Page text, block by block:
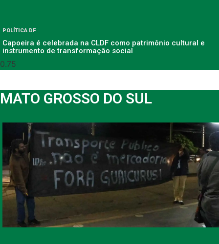
POLÍTICA DF
Capoeira é celebrada na CLDF como patrimônio cultural e
instrumento de transformação social
MATO GROSSO DO SUL